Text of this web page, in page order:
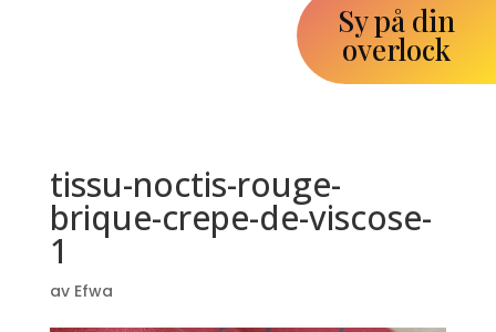
Sy på din
overlock
tissu-noctis-rouge-
brique-crepe-de-viscose-
1
av Efwa